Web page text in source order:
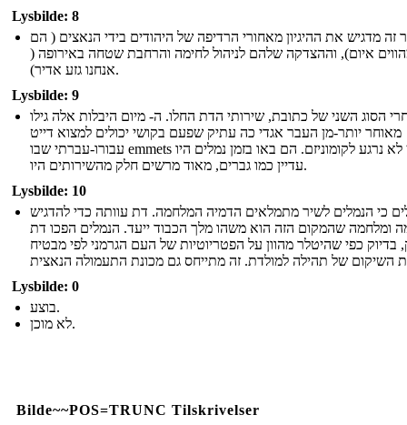
Lysbilde: 8
זה מדגיש את ההיגיון מאחורי הרדיפה של היהודים בידי הנאצים ( הם
איום), וההצדקה שלהם לניהול לחימה והרחבת שטחה באירופה (
אנחנו גזע אדיר).
Lysbilde: 9
הסוג השני של כתובת, שירותי הדת החלו. ה- מיום היבלות אלה גילו
מאוחר יותר-מן העבר אגדי כה עתיק שפעם בקושי יכולים למצוא דייט
עבורו-עברתי שבו emmets עדיין לא נרגע לקומוניזם. הם באו בזמן נמלים היו
עדיין כמו גברים, מאוד מרשים חלק מהשירותים היו.
Lysbilde: 10
כי הנמלים לשיר מתמלאים הדמיה המלחמה. דת עוותה כדי להדגיש
ומלחמה שהמקום הזה הוא משהו מלך הכבוד ייעד. הנמלים הפכו דת
בדיוק כפי שהיטלר מהוון על הפטריוטיות של העם הגרמני לפי מבטיח
Lysbilde: 0
בוצע.
לא מוכן.
Bilde~~POS=TRUNC Tilskrivelser